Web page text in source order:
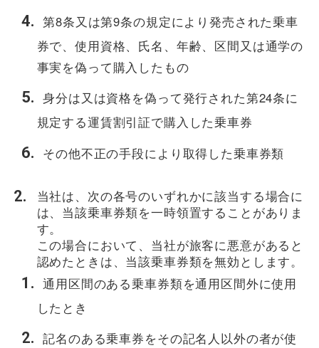
第8条又は第9条の規定により発売された乗車
券で、使用資格、氏名、年齢、区間又は通学の
事実を偽って購入したもの
身分は又は資格を偽って発行された第24条に
規定する運賃割引証で購入した乗車券
その他不正の手段により取得した乗車券類
当社は、次の各号のいずれかに該当する場合に
は、当該乗車券類を一時領置することがありま
す。
この場合において、当社が旅客に悪意があると
認めたときは、当該乗車券類を無効とします。
通用区間のある乗車券類を通用区間外に使用
したとき
記名のある乗車券をその記名人以外の者が使